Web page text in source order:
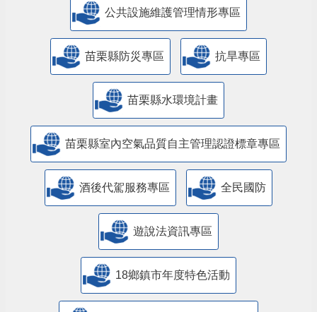
​公共設施維護管理情形專區
苗栗縣防災專區 抗旱專區
苗栗縣水環境計畫
苗栗縣室內空氣品質自主管理認證標章專區
酒後代駕服務專區 全民國防
遊說法資訊專區
18鄉鎮市年度特色活動